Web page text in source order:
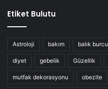
Etiket Bulutu
Astroloji bakım balık burcu
diyet gebelik Güzellik
mutfak dekorasyonu obezite